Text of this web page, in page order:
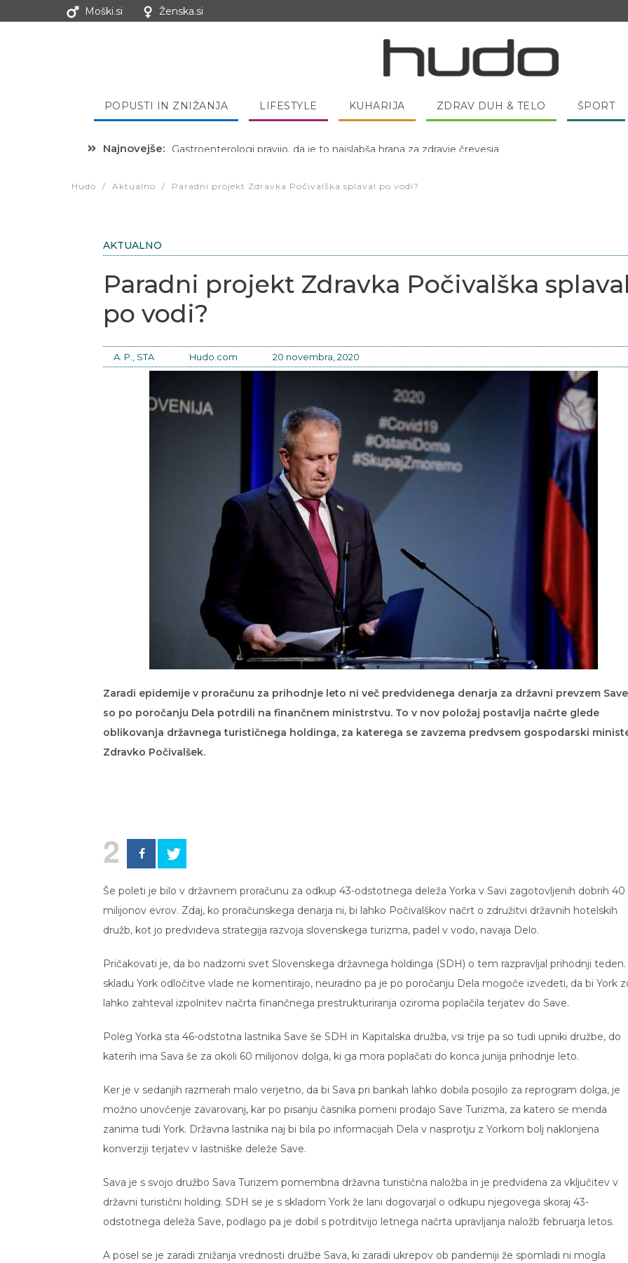
Moški.si Ženska.si
POPUSTI IN ZNIŽANJA LIFESTYLE KUHARIJA ZDRAV DUH & TELO ŠPORT
Najnovejše: Hibernacijska dieta: Zakaj je pred spanjem dobro pojesti žlico medu?
Hudo / Aktualno / Paradni projekt Zdravka Počivalška splaval po vodi?
AKTUALNO
Paradni projekt Zdravka Počivalška
po vodi?
A. P., STA Hudo.com 20 novembra, 2020
Zaradi epidemije v proračunu za prihodnje leto ni več predvidenega denarja za državni prevzem
so po poročanju Dela potrdili na finančnem ministrstvu. To v nov položaj postavlja načrte glede
oblikovanja državnega turističnega holdinga, za katerega se zavzema predvsem gospodarski
Zdravko Počivalšek.
2
Še poleti je bilo v državnem proračunu za odkup 43-odstotnega deleža Yorka v Savi zagotovljenih dobrih 40
milijonov evrov. Zdaj, ko proračunskega denarja ni, bi lahko Počivalškov načrt o združitvi državnih hotelskih
družb, kot jo predvideva strategija razvoja slovenskega turizma, padel v vodo, navaja Delo.
Pričakovati je, da bo nadzorni svet Slovenskega državnega holdinga (SDH) o tem razpravljal prihodnji teden.
skladu York odločitve vlade ne komentirajo, neuradno pa je po poročanju Dela mogoče izvedeti, da bi York
lahko zahteval izpolnitev načrta finančnega prestrukturiranja oziroma poplačila terjatev do Save.
Poleg Yorka sta 46-odstotna lastnika Save še SDH in Kapitalska družba, vsi trije pa so tudi upniki družbe, do
katerih ima Sava še za okoli 60 milijonov dolga, ki ga mora poplačati do konca junija prihodnje leto.
Ker je v sedanjih razmerah malo verjetno, da bi Sava pri bankah lahko dobila posojilo za reprogram dolga, je
možno unovčenje zavarovanj, kar po pisanju časnika pomeni prodajo Save Turizma, za katero se menda
zanima tudi York. Državna lastnika naj bi bila po informacijah Dela v nasprotju z Yorkom bolj naklonjena
konverziji terjatev v lastniške deleže Save.
Sava je s svojo družbo Sava Turizem pomembna državna turistična naložba in je predvidena za vključitev v
državni turistični holding. SDH se je s skladom York že lani dogovarjal o odkupu njegovega skoraj 43-
odstotnega deleža Save, podlago pa je dobil s potrditvijo letnega načrta upravljanja naložb februarja letos.
A posel se je zaradi znižanja vrednosti družbe Sava, ki zaradi ukrepov ob pandemiji že spomladi ni mogla